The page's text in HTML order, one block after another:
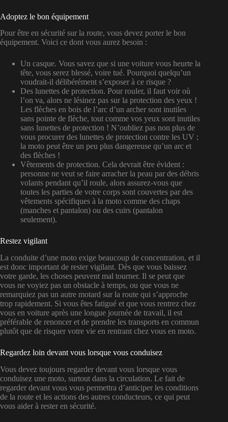
Adoptez le bon équipement
Pour être en sécurité sur la route, vous devez porter le bon
équipement. Voici ce dont vous aurez besoin :
Un casque. Vous savez que si une voiture vous heurte la
tête, vous serez blessé, voire tué. Pourquoi quelqu’un
voudrait-il délibérément s’exposer à ce risque ?
Des lunettes de protection. Pour rouler, il faut voir où
l’on va, alors ne lésinez pas sur la protection des yeux !
Les flèches en bois de l’arc d’un archer sont inutiles
sans pointe de flèche, tout comme vos yeux sont inutiles
sans lunettes de protection ! N’oubliez pas non plus de
vous procurer des lunettes de protection contre les UV ;
la moto peut être un peu plus dangereuse qu’un arc et
des flèches !
Vêtements de protection. Cela devrait être évident :
personne ne veut se faire arracher la peau par des débris
volants pendant qu’il roule, alors assurez-vous que
toutes les parties de votre corps sont couvertes par des
vêtements spécifiques à la moto comme des chaps
(manches et pantalon) ou des cuirs (pantalon
seulement).
Restez vigilant
La conduite d’une moto exige beaucoup de concentration, et il
est donc important de rester vigilant. Dès que vous baissez
votre garde, les choses peuvent mal tourner. Il se peut que
vous ne voyiez pas un obstacle à temps, ou que vous ne
remarquiez pas un autre motard sur la route qui s’approche
trop rapidement. Si vous êtes fatigué et que vous rentrez chez
vous en voiture après une longue journée de travail, il est
préférable de renoncer et de prendre les transports en commun
plutôt que de risquer votre vie en rentrant chez vous en moto.
Regardez loin devant vous lorsque vous conduisez
Vous devez toujours regarder devant vous lorsque vous
conduisez une moto, surtout dans la circulation. Le fait de
regarder devant vous vous permettra d’anticiper les conditions
de la route et les actions des autres conducteurs, ce qui peut
vous aider à rester en sécurité.